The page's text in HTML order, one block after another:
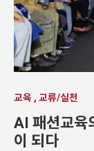
교육 , 교류/실천
AI 패션교육
이 되다